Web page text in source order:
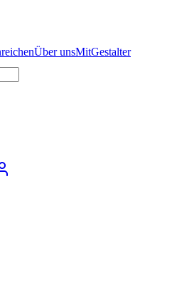
Über unsMitGestalter